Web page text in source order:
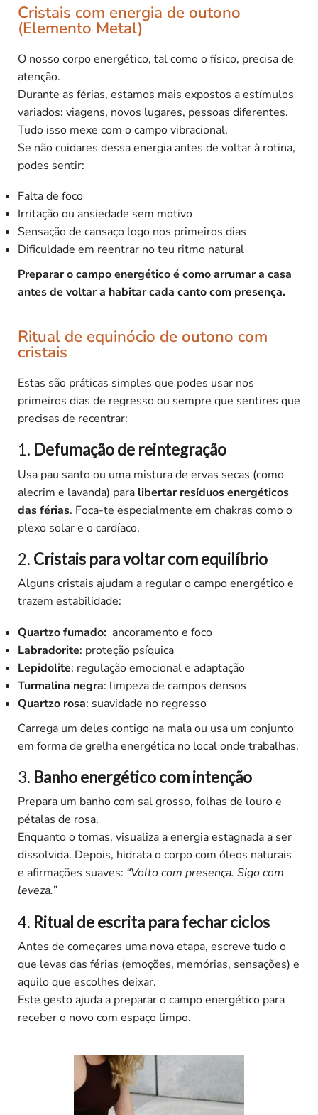
Cristais com energia de outono
(Elemento Metal)
O nosso corpo energético, tal como o físico, precisa de
atenção.
Durante as férias, estamos mais expostos a estímulos
variados: viagens, novos lugares, pessoas diferentes.
Tudo isso mexe com o campo vibracional.
Se não cuidares dessa energia antes de voltar à rotina,
podes sentir:
Falta de foco
Irritação ou ansiedade sem motivo
Sensação de cansaço logo nos primeiros dias
Dificuldade em reentrar no teu ritmo natural
Preparar o campo energético é como arrumar a casa
antes de voltar a habitar cada canto com presença.
Ritual de equinócio de outono com
cristais
Estas são práticas simples que podes usar nos
primeiros dias de regresso ou sempre que sentires que
precisas de recentrar:
1. Defumação de reintegração
Usa pau santo ou uma mistura de ervas secas (como
alecrim e lavanda) para libertar resíduos energéticos
das férias. Foca-te especialmente em chakras como o
plexo solar e o cardíaco.
2. Cristais para voltar com equilíbrio
Alguns cristais ajudam a regular o campo energético e
trazem estabilidade:
Quartzo fumado: ancoramento e foco
Labradorite: proteção psíquica
Lepidolite: regulação emocional e adaptação
Turmalina negra: limpeza de campos densos
Quartzo rosa: suavidade no regresso
Carrega um deles contigo na mala ou usa um conjunto
em forma de grelha energética no local onde trabalhas.
3. Banho energético com intenção
Prepara um banho com sal grosso, folhas de louro e
pétalas de rosa.
Enquanto o tomas, visualiza a energia estagnada a ser
dissolvida. Depois, hidrata o corpo com óleos naturais
e afirmações suaves: “Volto com presença. Sigo com
leveza.”
4. Ritual de escrita para fechar ciclos
Antes de começares uma nova etapa, escreve tudo o
que levas das férias (emoções, memórias, sensações) e
aquilo que escolhes deixar.
Este gesto ajuda a preparar o campo energético para
receber o novo com espaço limpo.